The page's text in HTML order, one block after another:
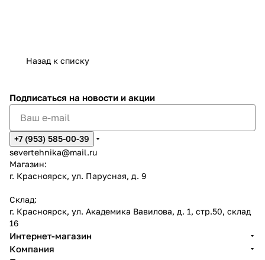
Назад к списку
Подписаться на новости и акции
+7 (953) 585-00-39
severtehnika@mail.ru
Магазин:
г. Красноярск, ул. Парусная, д. 9
Склад:
г. Красноярск, ул. Академика Вавилова, д. 1, стр.50, склад
16
Интернет-магазин
Компания